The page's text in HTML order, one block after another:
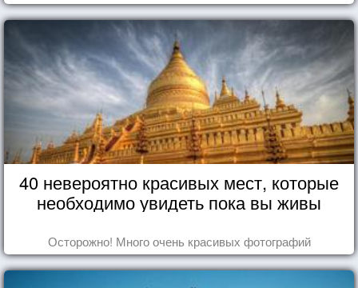
40 невероятно красивых мест, которые
необходимо увидеть пока вы живы
Осторожно! Много очень красивых фотографий